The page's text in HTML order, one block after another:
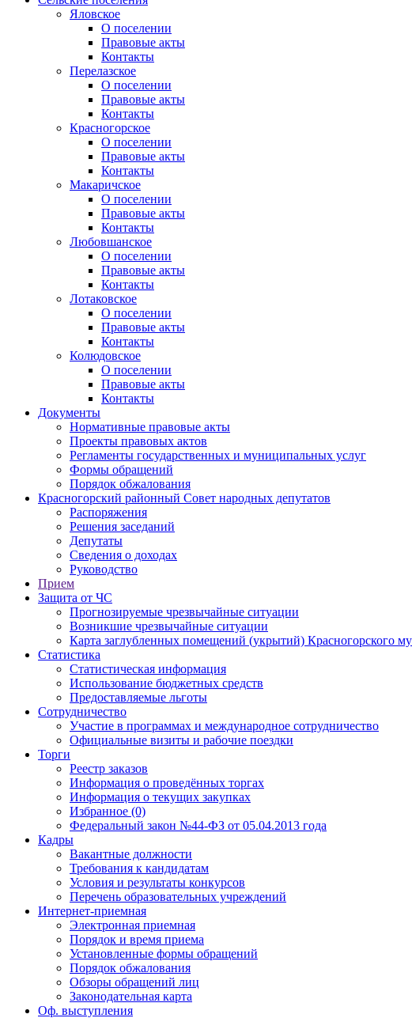
Яловское
О поселении
Правовые акты
Контакты
Перелазское
О поселении
Правовые акты
Контакты
Красногорское
О поселении
Правовые акты
Контакты
Макаричское
О поселении
Правовые акты
Контакты
Любовшанское
О поселении
Правовые акты
Контакты
Лотаковское
О поселении
Правовые акты
Контакты
Колюдовское
О поселении
Правовые акты
Контакты
Документы
Нормативные правовые акты
Проекты правовых актов
Регламенты государственных и муниципальных услуг
Формы обращений
Порядок обжалования
Красногорский районный Совет народных депутатов
Распоряжения
Решения заседаний
Депутаты
Сведения о доходах
Руководство
Прием
Защита от ЧС
Прогнозируемые чрезвычайные ситуации
Возникшие чрезвычайные ситуации
Карта заглубленных помещений (укрытий) Красногорского
Статистика
Статистическая информация
Использование бюджетных средств
Предоставляемые льготы
Сотрудничество
Участие в программах и международное сотрудничество
Официальные визиты и рабочие поездки
Торги
Реестр заказов
Информация о проведённых торгах
Информация о текущих закупках
Избранное (0)
Федеральный закон №44-ФЗ от 05.04.2013 года
Кадры
Вакантные должности
Требования к кандидатам
Условия и результаты конкурсов
Перечень образовательных учреждений
Интернет-приемная
Электронная приемная
Порядок и время приема
Установленные формы обращений
Порядок обжалования
Обзоры обращений лиц
Законодательная карта
Оф. выступления